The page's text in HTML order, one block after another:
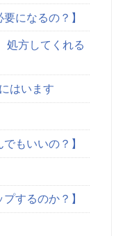
になるの？】
処方してくれる
はいます
もいいの？】
するのか？】